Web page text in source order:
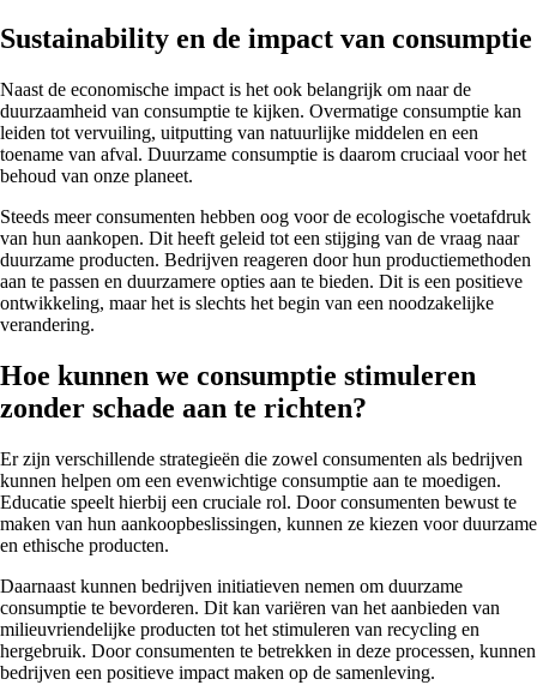
Sustainability en de impact van consumptie
Naast de economische impact is het ook belangrijk om naar de
duurzaamheid van consumptie te kijken. Overmatige consumptie kan
leiden tot vervuiling, uitputting van natuurlijke middelen en een
toename van afval. Duurzame consumptie is daarom cruciaal voor het
behoud van onze planeet.
Steeds meer consumenten hebben oog voor de ecologische voetafdruk
van hun aankopen. Dit heeft geleid tot een stijging van de vraag naar
duurzame producten. Bedrijven reageren door hun productiemethoden
aan te passen en duurzamere opties aan te bieden. Dit is een positieve
ontwikkeling, maar het is slechts het begin van een noodzakelijke
verandering.
Hoe kunnen we consumptie stimuleren
zonder schade aan te richten?
Er zijn verschillende strategieën die zowel consumenten als bedrijven
kunnen helpen om een evenwichtige consumptie aan te moedigen.
Educatie speelt hierbij een cruciale rol. Door consumenten bewust te
maken van hun aankoopbeslissingen, kunnen ze kiezen voor duurzame
en ethische producten.
Daarnaast kunnen bedrijven initiatieven nemen om duurzame
consumptie te bevorderen. Dit kan variëren van het aanbieden van
milieuvriendelijke producten tot het stimuleren van recycling en
hergebruik. Door consumenten te betrekken in deze processen, kunnen
bedrijven een positieve impact maken op de samenleving.